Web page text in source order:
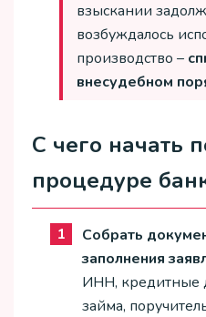
взыскании
возбуждалось
производство –
внесудебном
С чего начать
процедуре
Собрать
заполнения
ИНН, кредитные
займа,